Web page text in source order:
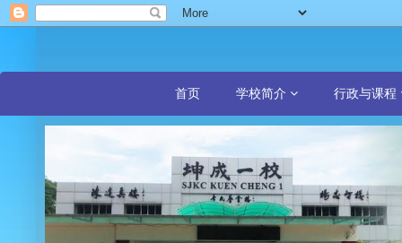
首页 学校简介 行政与课程